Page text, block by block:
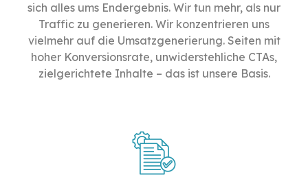
sich alles ums Endergebnis. Wir tun mehr, als nur
Traffic zu generieren. Wir konzentrieren uns
vielmehr auf die Umsatzgenerierung. Seiten mit
hoher Konversionsrate, unwiderstehliche CTAs,
zielgerichtete Inhalte – das ist unsere Basis.